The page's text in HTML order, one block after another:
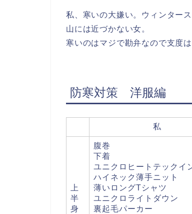
私、寒いの大嫌い。ウィンター
山には近づかない女。
寒いのはマジで勘弁なので支度は
防寒対策 洋服編
私
上
半
身
腹巻
下着
ユニクロヒートテックイ
ハイネック薄手ニット
薄いロングTシャツ
ユニクロライトダウン
裏起毛パーカー